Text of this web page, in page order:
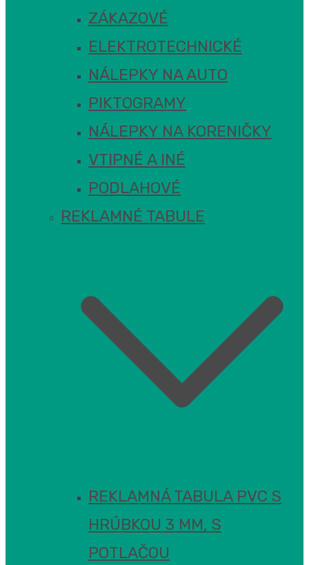
ZÁKAZOVÉ
ELEKTROTECHNICKÉ
NÁLEPKY NA AUTO
PIKTOGRAMY
NÁLEPKY NA KORENIČKY
VTIPNÉ A INÉ
PODLAHOVÉ
REKLAMNÉ TABULE
REKLAMNÁ TABULA PVC S
HRÚBKOU 3 MM, S
POTLAČOU